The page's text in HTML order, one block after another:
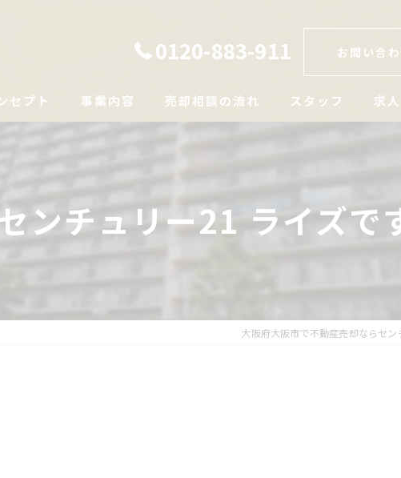
0120-883-911 お問い合
セプト 事業内容 売却相談の流れ スタッフ 求人
ンチュリー21 ライズで
大阪府大阪市で不動産売却ならセ